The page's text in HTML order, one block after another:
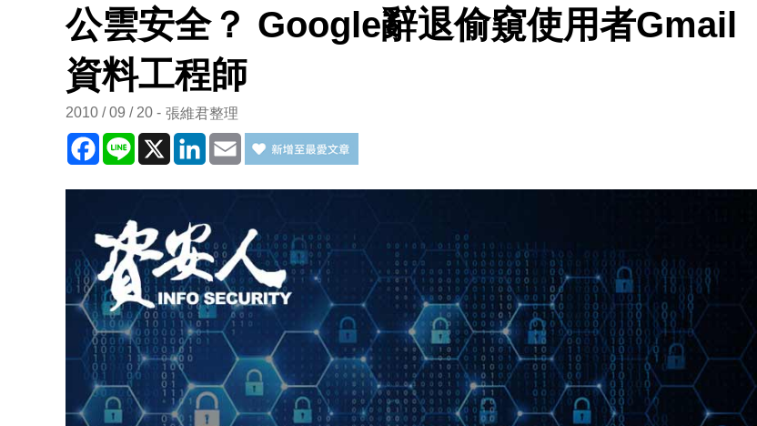
公雲安全？ Google辭退偷窺使用者Gmail
資料工程師
2010 / 09 / 20 張維君整理
Facebook
Line X LinkedInEmail